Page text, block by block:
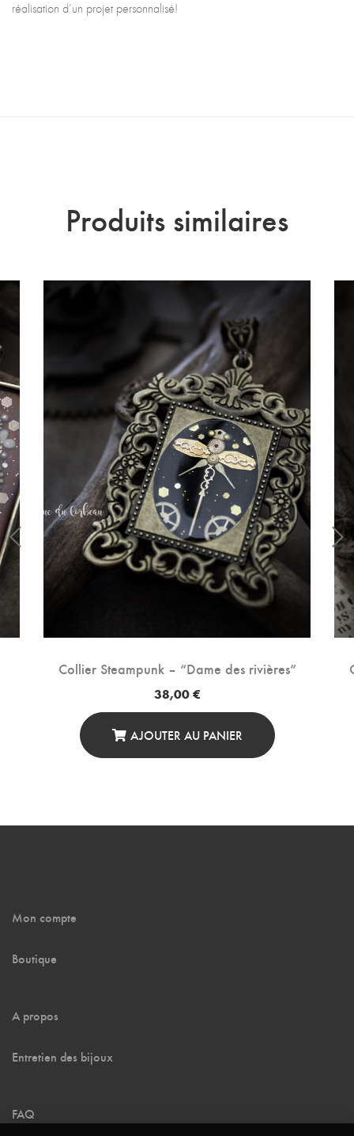
réalisation d’un projet personnalisé!
Produits similaires
Collier Steampunk – “Dame des rivières”
38,00€
AJOUTER AU PANIER
Mon compte
Boutique
A propos
Entretien des bijoux
FAQ